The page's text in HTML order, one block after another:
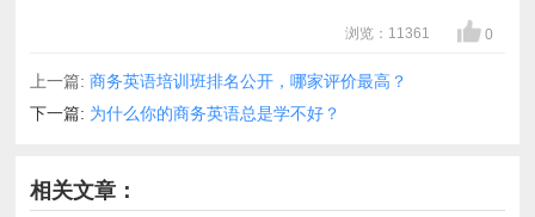
浏览：11361 0
上一篇:商务英语培训班排名公开，哪家评价最高？
下一篇: 为什么你的商务英语总是学不好？
相关文章：